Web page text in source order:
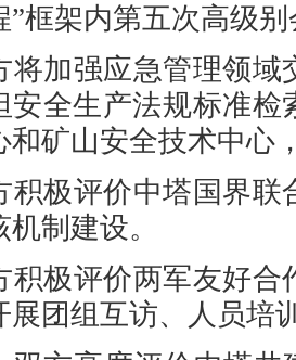
”框架内第五次高级
将加强应急管理领
安全生产法规标准
和矿山安全技术中心
积极评价中塔国界
制建设。
积极评价两军友好
展团组互访、人员培